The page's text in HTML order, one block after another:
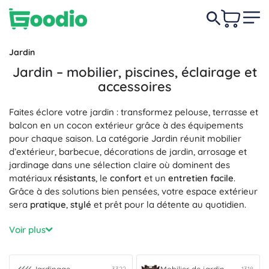
Jardin
Jardin – mobilier, piscines, éclairage et
accessoires
Faites éclore votre jardin : transformez pelouse, terrasse et
balcon en un cocon extérieur grâce à des équipements
pour chaque saison. La catégorie Jardin réunit mobilier
d’extérieur, barbecue, décorations de jardin, arrosage et
jardinage dans une sélection claire où dominent des
matériaux résistants, le confort et un entretien facile.
Grâce à des solutions bien pensées, votre espace extérieur
sera pratique, stylé et prêt pour la détente au quotidien.
Pour un coin salon parfait, choisissez le
en bois, métal ou rotin, à la fois
des piscines
pour vous rafraîchir, faire du sport ou vous
Voir plus